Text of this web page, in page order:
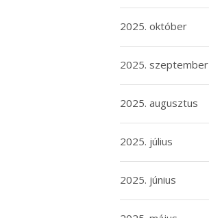
2025. október
2025. szeptember
2025. augusztus
2025. július
2025. június